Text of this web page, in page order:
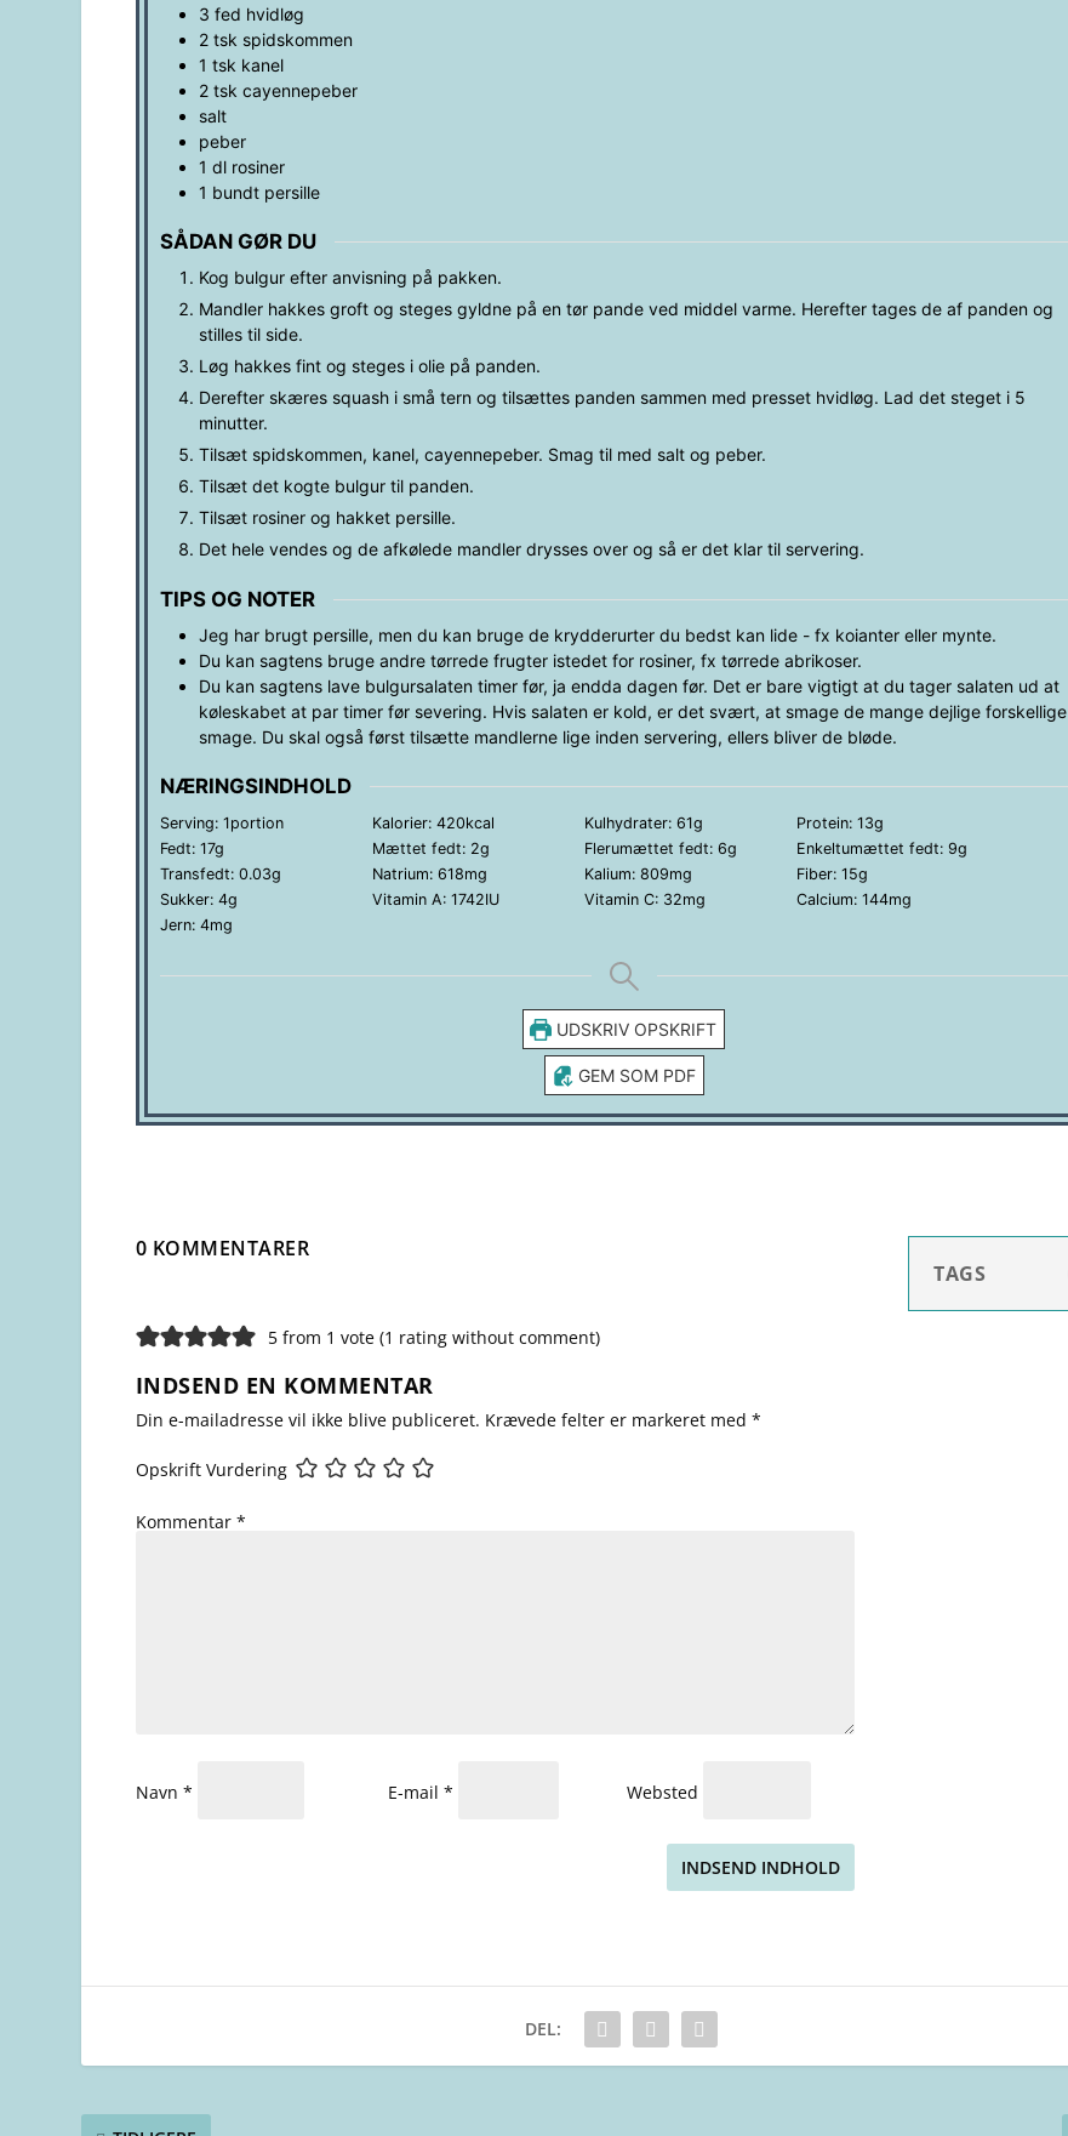
3 fed hvidløg
2 tsk spidskommen
1 tsk kanel
2 tsk cayennepeber
salt
peber
1 dl rosiner
1 bundt persille
SÅDAN GØR DU
Kog bulgur efter anvisning på pakken.
Mandler hakkes groft og steges gyldne på en tør pande ved middel varme. Herefter tages de af panden og
stilles til side.
Løg hakkes fint og steges i olie på panden.
Derefter skæres squash i små tern og tilsættes panden sammen med presset hvidløg. Lad det steget i 5
minutter.
Tilsæt spidskommen, kanel, cayennepeber. Smag til med salt og peber.
Tilsæt det kogte bulgur til panden.
Tilsæt rosiner og hakket persille.
Det hele vendes og de afkølede mandler drysses over og så er det klar til servering.
TIPS OG NOTER
Jeg har brugt persille, men du kan bruge de krydderurter du bedst kan lide - fx koianter eller mynte.
Du kan sagtens bruge andre tørrede frugter istedet for rosiner, fx tørrede abrikoser.
Du kan sagtens lave bulgursalaten timer før, ja endda dagen før. Det er bare vigtigt at du tager salaten ud at
køleskabet at par timer før severing. Hvis salaten er kold, er det svært, at smage de mange dejlige forskellige
smage. Du skal også først tilsætte mandlerne lige inden servering, ellers bliver de bløde.
NÆRINGSINDHOLD
Serving: 1portion Kalorier: 420kcal Kulhydrater: 61g Protein: 13g
Fedt: 17g Mættet fedt: 2g Flerumættet fedt: 6g Enkeltumættet fedt: 9g
Transfedt: 0.03g Natrium: 618mg Kalium: 809mg Fiber: 15g
Sukker: 4g Vitamin A: 1742IU Vitamin C: 32mg Calcium: 144mg
Jern: 4mg
UDSKRIV OPSKRIFT
GEM SOM PDF
0 KOMMENTARER
5 from 1 vote (1 rating without comment)
INDSEND EN KOMMENTAR
Din e-mailadresse vil ikke blive publiceret. Krævede felter er markeret med *
Opskrift Vurdering
Kommentar *
Navn * E-mail * Websted
INDSEND INDHOLD
TAGS
DEL: